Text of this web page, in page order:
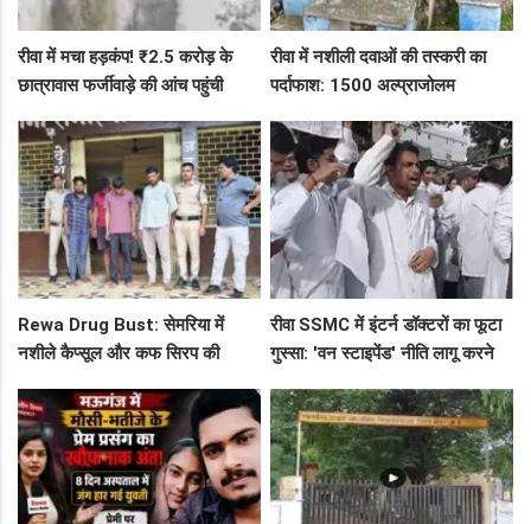
रीवा में मचा हड़कंप! ₹2.5 करोड़ के
छात्रावास फर्जीवाड़े की आंच पहुंची
एक्शन लेटर
रीवा में नशीली दवाओं की तस्करी का
पर्दाफाश: 1500 अल्प्राजोलम
सप्लाई चेन
Rewa Drug Bust: सेमरिया में
नशीले कैप्सूल और कफ सिरप की
के पीछे
रीवा SSMC में इंटर्न डॉक्टरों का फूटा
गुस्सा: 'वन स्टाइपेंड' नीति लागू करने
छात्र